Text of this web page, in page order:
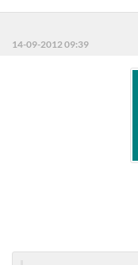
14-09-2012 09:39